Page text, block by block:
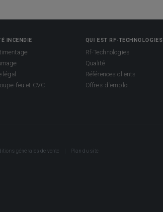
INCENDIE
légal
feu et CVC
QUI EST RF-TECHNOLOGIES
Rf-Technologies
Qualité
Références clients
Offres d'emploi
générales de vente Plan du site